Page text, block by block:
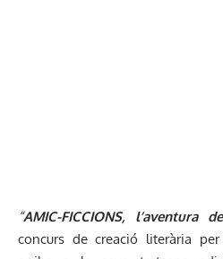
“AMIC-FICCIONS, l’aventura
concurs de creació literària